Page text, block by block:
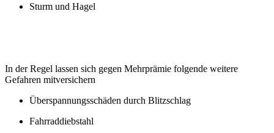
Sturm und Hagel
In der Regel lassen sich gegen Mehrprämie folgende weitere
Gefahren mitversichern
Überspannungsschäden durch Blitzschlag
Fahrraddiebstahl